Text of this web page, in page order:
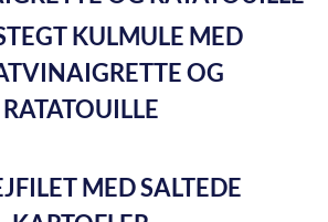
KULMULE MED
OG
RATATOUILLE